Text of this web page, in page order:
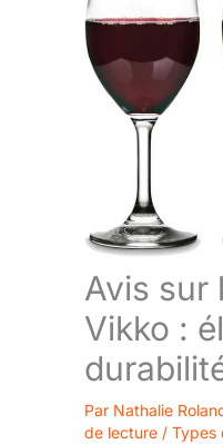
Avis sur
Vikko :
Par Nathalie
de lecture / Types